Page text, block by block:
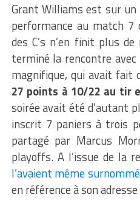
Grant Williams est sur un
performance au match 7
des C’s n’en finit plus
terminé la rencontre
magnifique, qui avait fait
27 points à 10/22 au tir
soirée avait été d’autant
inscrit 7 paniers à trois
partagé par Marcus
playoffs. A l’issue de la
l’avaient même
en référence à son